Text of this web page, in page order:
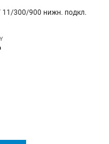
11/300/900 нижн. подкл.